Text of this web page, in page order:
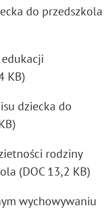
do przedszkola
KB)
dziecka do
rodziny
(DOC 13,2 KB)
wychowywaniu